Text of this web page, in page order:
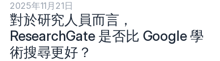
2025年11月21日
對於研究人員而言，
ResearchGate 是否比 Google 學
術搜尋更好？